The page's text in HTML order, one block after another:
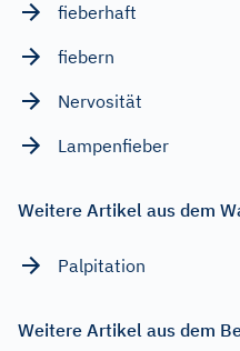
fieberhaft
fiebern
Nervosität
Lampenfieber
Weitere Artikel aus dem
Palpitation
Weitere Artikel aus dem